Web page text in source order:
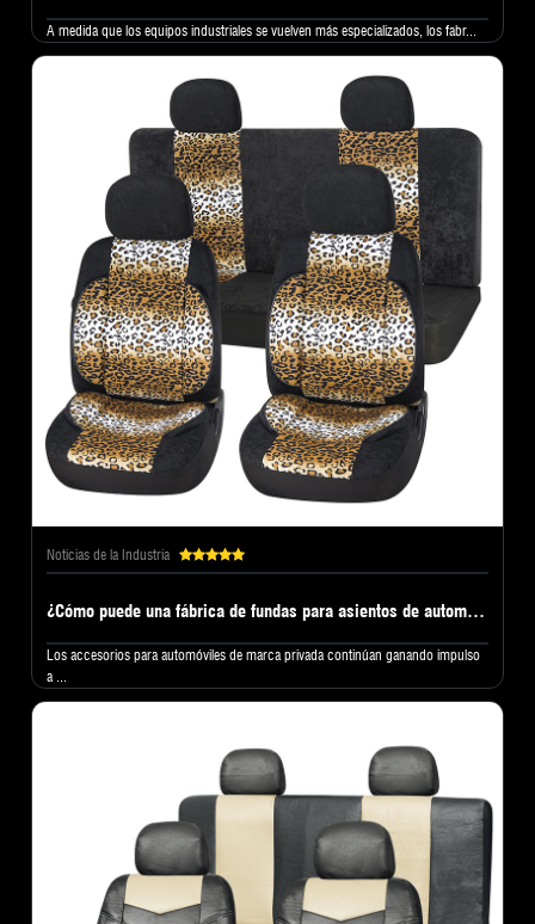
A medida que los equipos industriales se vuelven más especializados, los fabr...
Noticias de la Industria
¿Cómo puede una fábrica de fundas para asientos de automóvil ayudarle a crear una marca privada exitosa?
Los accesorios para automóviles de marca privada continúan ganando impulso
a ...